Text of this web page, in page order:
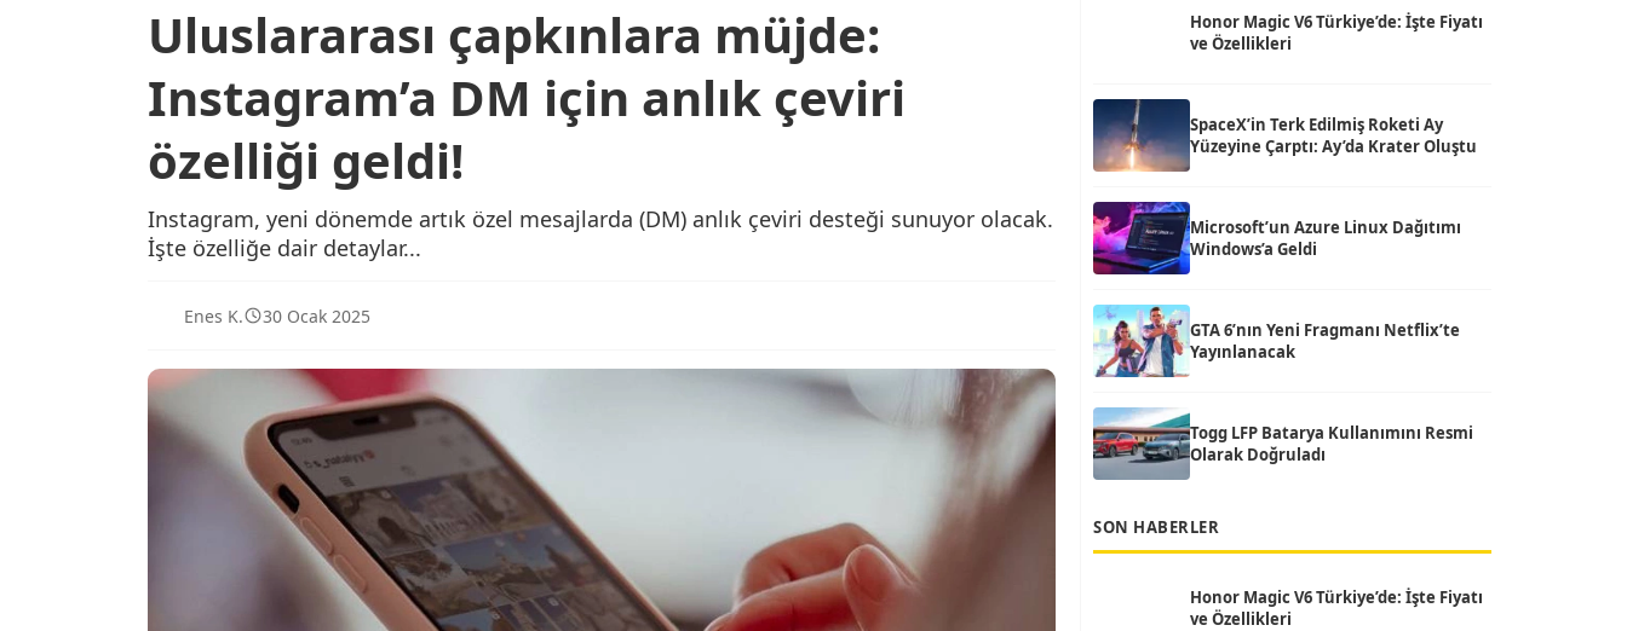
Uluslararası çapkınlara müjde:
Instagram’a DM için anlık çeviri
özelliği geldi!
Instagram, yeni dönemde artık özel mesajlarda (DM) anlık çeviri desteği sunuyor olacak.
İşte özelliğe dair detaylar...
Enes K. 30 Ocak 2025
Honor Magic V6 Türkiye’de: İşte Fiyatı
ve Özellikleri
SpaceX’in Terk Edilmiş Roketi Ay
Yüzeyine Çarptı: Ay’da Krater Oluştu
Microsoft’un Azure Linux Dağıtımı
Windows’a Geldi
GTA 6’nın Yeni Fragmanı Netflix’te
Yayınlanacak
Togg LFP Batarya Kullanımını Resmi
Olarak Doğruladı
SON HABERLER
Honor Magic V6 Türkiye’de: İşte Fiyatı
ve Özellikleri